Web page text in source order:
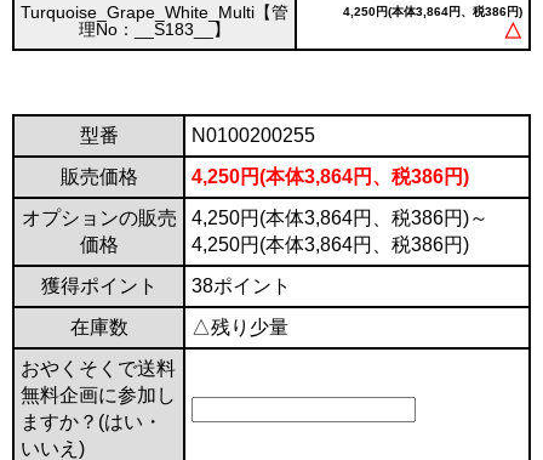
Turquoise_Grape_White_Multi【管
理No：__S183__】
4,250円(本体3,864円、税386円)
△
型番
N0100200255
販売価格
4,250円(本体3,864円、税386円)
オプションの販売
価格
4,250円(本体3,864円、税386円)～
4,250円(本体3,864円、税386円)
獲得ポイント
38ポイント
在庫数
△残り少量
おやくそくで送料
無料企画に参加し
ますか？(はい・
いいえ)